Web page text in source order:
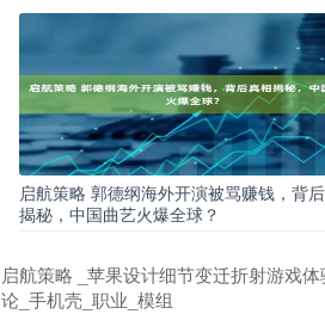
启航策略 郭德纲海外开演被骂赚钱，背
揭秘，中国曲艺火爆全球？
启航策略 _苹果设计细节变迁折射游戏
论_手机壳_职业_模组